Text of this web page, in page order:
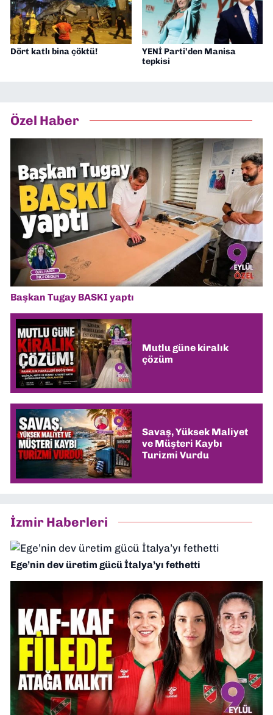
Dört katlı bina çöktü!
YENİ Parti’den Manisa
tepkisi
Özel Haber
Başkan Tugay BASKI yaptı
Mutlu güne kiralık
çözüm
Savaş, Yüksek Maliyet
ve Müşteri Kaybı
Turizmi Vurdu
İzmir Haberleri
Ege’nin dev üretim gücü İtalya’yı fethetti